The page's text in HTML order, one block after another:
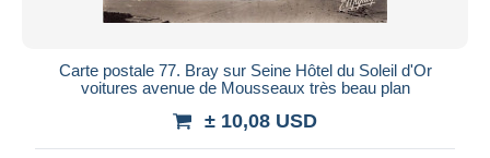
Carte postale 77. Bray sur Seine Hôtel du Soleil d'Or
voitures avenue de Mousseaux très beau plan
± 10,08 USD